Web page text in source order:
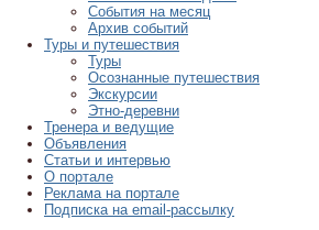
События на месяц
Архив событий
Туры и путешествия
Туры
Осознанные путешествия
Экскурсии
Этно-деревни
Тренера и ведущие
Объявления
Статьи и интервью
О портале
Реклама на портале
Подписка на email-рассылку